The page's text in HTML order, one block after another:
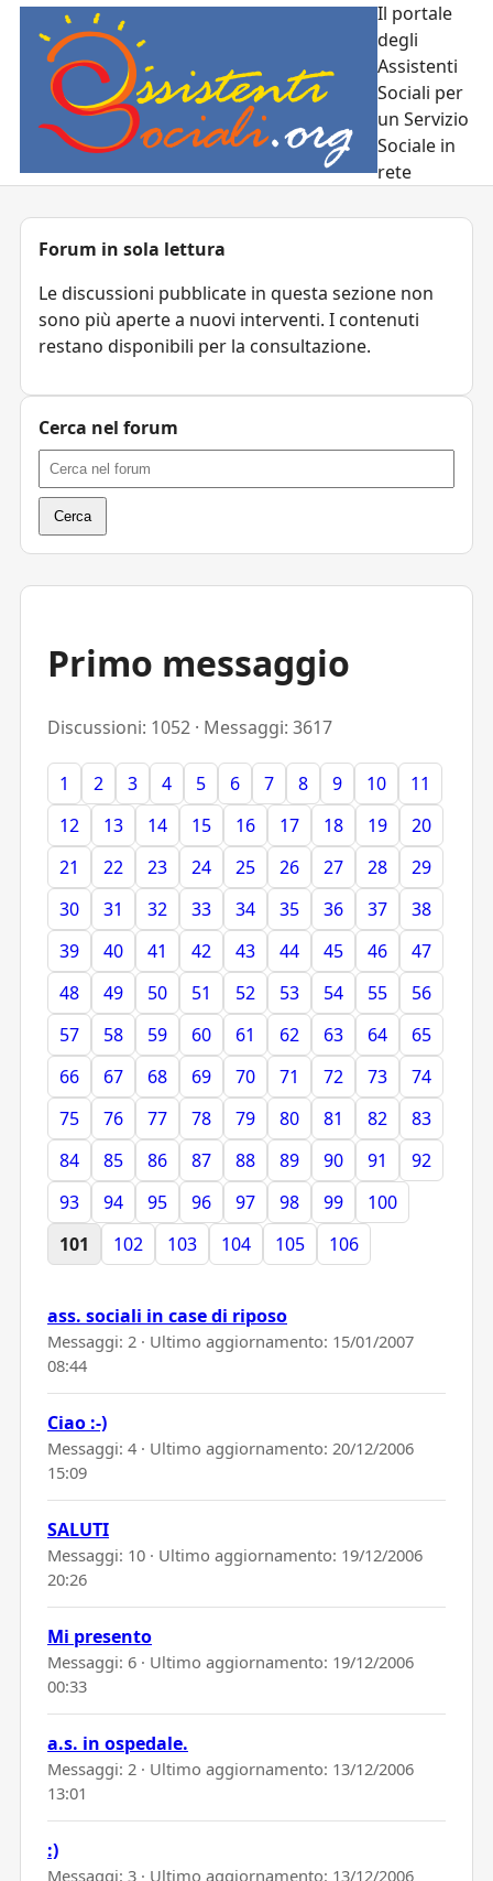
Il portale
degli
Assistenti
Sociali per
un Servizio
Sociale in
rete
Primo messaggio
Discussioni: 1052 · Messaggi: 3617
1 2 3 4 5 6 7 8 9 10
11
12
13 14 15 16 17 18 19
20
21
22 23 24 25 26 27 28
29
30
31 32 33 34 35 36 37
38
39
40 41 42 43 44 45 46
47
48
49 50 51 52 53 54 55
56
57
58 59 60 61 62 63 64
65
66
67 68 69 70 71 72 73
74
75
76 77 78 79 80 81 82
83
84
85 86 87 88 89 90 91
92
93
94 95 96 97 98 99
100
101
102 103 104 105 106
ass. sociali in case di riposo
Messaggi: 2 · Ultimo aggiornamento: 15/01/2007
08:44
Ciao :-)
Messaggi: 4 · Ultimo aggiornamento: 20/12/2006
15:09
SALUTI
Messaggi: 10 · Ultimo aggiornamento: 19/12/2006
20:26
Mi presento
Messaggi: 6 · Ultimo aggiornamento: 19/12/2006
00:33
a.s. in ospedale.
Messaggi: 2 · Ultimo aggiornamento: 13/12/2006
13:01
:)
Messaggi: 3 · Ultimo aggiornamento: 13/12/2006
Forum in sola lettura
Le discussioni pubblicate in questa sezione non
sono più aperte a nuovi interventi. I contenuti
restano disponibili per la consultazione.
Cerca nel forum
Cerca